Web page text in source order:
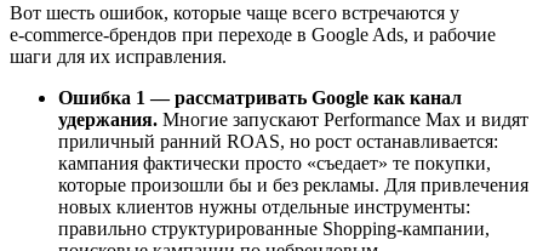
Вот шесть ошибок, которые чаще всего встречаются у
e‑commerce‑брендов при переходе в Google Ads, и рабочие
шаги для их исправления.
Ошибка 1 — рассматривать Google как канал
удержания. Многие запускают Performance Max и видят
приличный ранний ROAS, но рост останавливается:
кампания фактически просто «съедает» те покупки,
которые произошли бы и без рекламы. Для привлечения
новых клиентов нужны отдельные инструменты:
правильно структурированные Shopping‑кампании,